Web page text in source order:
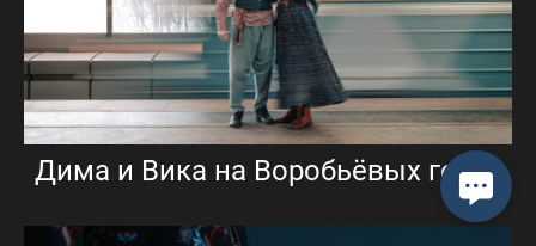
Дима и Вика на Воробьёвых горах